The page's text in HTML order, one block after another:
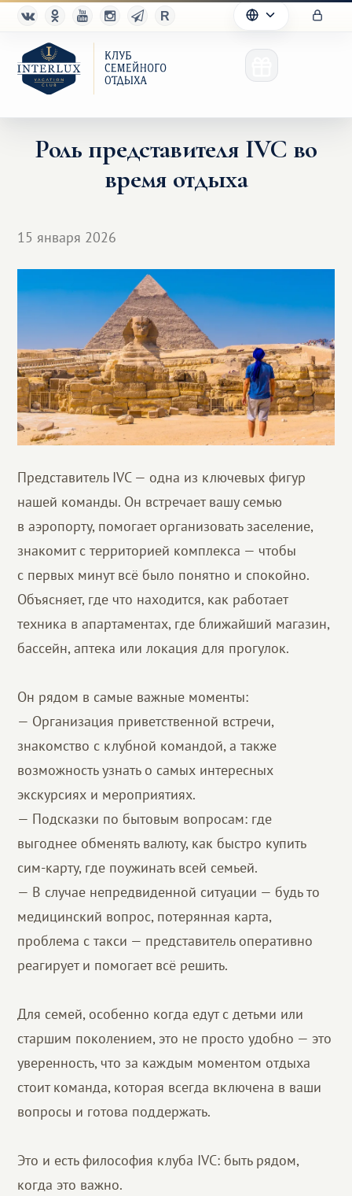
Благотворительность
Роль представителя IVC во
время отдыха
15 января 2026
Представитель IVC — одна из ключевых фигур
нашей команды. Он встречает вашу семью
в аэропорту, помогает организовать заселение,
знакомит с территорией комплекса — чтобы
с первых минут всё было понятно и спокойно.
Объясняет, где что находится, как работает
техника в апартаментах, где ближайший магазин,
бассейн, аптека или локация для прогулок.
Он рядом в самые важные моменты:
— Организация приветственной встречи,
знакомство с клубной командой, а также
возможность узнать о самых интересных
экскурсиях и мероприятиях.
— Подсказки по бытовым вопросам: где
выгоднее обменять валюту, как быстро купить
сим-карту, где поужинать всей семьей.
— В случае непредвиденной ситуации — будь то
медицинский вопрос, потерянная карта,
проблема с такси — представитель оперативно
реагирует и помогает всё решить.
Для семей, особенно когда едут с детьми или
старшим поколением, это не просто удобно — это
уверенность, что за каждым моментом отдыха
стоит команда, которая всегда включена в ваши
вопросы и готова поддержать.
Это и есть философия клуба IVC: быть рядом,
когда это важно.